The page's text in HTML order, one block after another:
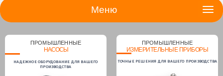
Меню
ПРОМЫШЛЕННЫЕ
НАСОСЫ
НАДЕЖНОЕ ОБОРУДОВАНИЕ ДЛЯ ВАШЕГО
ПРОИЗВОДСТВА
ПРОМЫШЛЕННЫЕ
ИЗМЕРИТЕЛЬНЫЕ ПРИБОРЫ
ТОЧНЫЕ РЕШЕНИЯ ДЛЯ ВАШЕГО ПРОИЗВОДСТВА